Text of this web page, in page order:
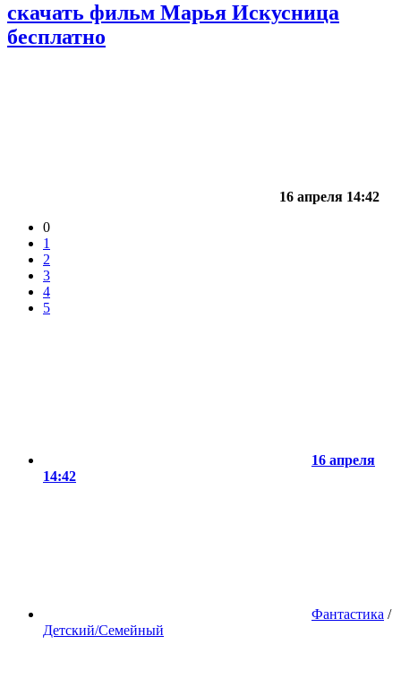
скачать фильм Марья Искусница
бесплатно
16 апреля 14:42
0
1
2
3
4
5
16 апреля
14:42
Фантастика /
Детский/Семейный